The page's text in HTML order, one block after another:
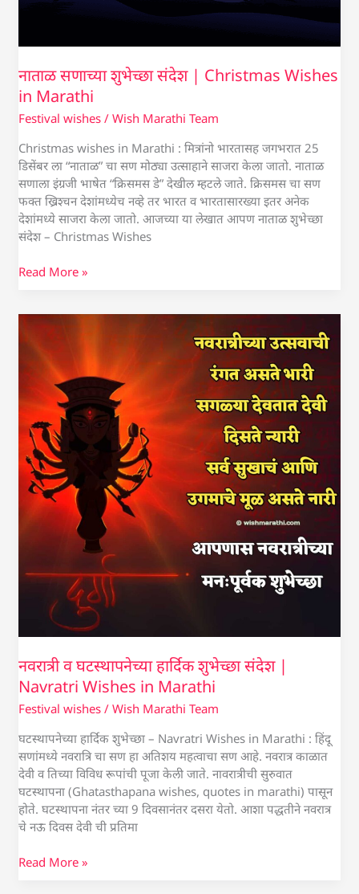
नाताळ सणाच्या शुभेच्छा संदेश | Christmas Wishes
in Marathi
Festival wishes /Wish Marathi Team
Christmas wishes in Marathi : मित्रांनो भारतासह जगभरात 25
डिसेंबर ला “नाताळ” चा सण मोठ्या उत्साहाने साजरा केला जातो. नाताळ
सणाला इंग्रजी भाषेत “क्रिसमस डे” देखील म्हटले जाते. क्रिसमस चा सण
फक्त ख्रिश्चन देशांमध्येच नव्हे तर भारत व भारतासारख्या इतर अनेक
देशांमध्ये साजरा केला जातो. आजच्या या लेखात आपण नाताळ शुभेच्छा
संदेश – Christmas Wishes
Read More »
नवरात्री व घटस्थापनेच्या हार्दिक शुभेच्छा संदेश |
Navratri Wishes in Marathi
Festival wishes /Wish Marathi Team
घटस्थापनेच्या हार्दिक शुभेच्छा – Navratri Wishes in Marathi : हिंदू
सणांमध्ये नवरात्रि चा सण हा अतिशय महत्वाचा सण आहे. नवरात्र काळात
देवी व तिच्या विविध रूपांची पूजा केली जाते. नावरात्रीची सुरुवात
घटस्थापना (Ghatasthapana wishes, quotes in marathi) पासून
होते. घटस्थापना नंतर च्या 9 दिवसानंतर दसरा येतो. आशा पद्धतीने नवरात्र
चे नऊ दिवस देवी ची प्रतिमा
नवरात्री
व
घटस्थापनेच्या
हार्दिक
शुभेच्छा
संदेश
Navratri
Wishes
in
Marathi
Read More »